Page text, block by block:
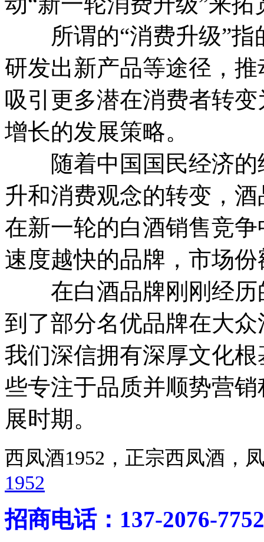
所谓的“消费升级”指
研发出新产品等途径，
吸引更多潜在消费者转
增长的发展策略。
随着中国国民经济的
升和消费观念的转变，
在新一轮的白酒销售竞
速度越快的品牌，市场
在白酒品牌刚刚经历
到了部分名优品牌在大
我们深信拥有深厚文化
些专注于品质并顺势营
展时期。
西凤酒1952，正宗西凤酒
1952
招商电话：137-2076-7752